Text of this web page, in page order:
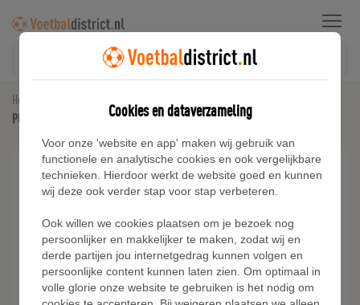
Menu
Home
PUMA KING 20 MATCH FG/AG voetbalschoenen, Rood/Geel/Wit
Cookies en dataverzameling
Voor onze 'website en app' maken wij gebruik van
functionele en analytische cookies en ook vergelijkbare
technieken. Hierdoor werkt de website goed en kunnen
wij deze ook verder stap voor stap verbeteren.
Ook willen we cookies plaatsen om je bezoek nog
persoonlijker en makkelijker te maken, zodat wij en
derde partijen jou internetgedrag kunnen volgen en
persoonlijke content kunnen laten zien. Om optimaal in
volle glorie onze website te gebruiken is het nodig om